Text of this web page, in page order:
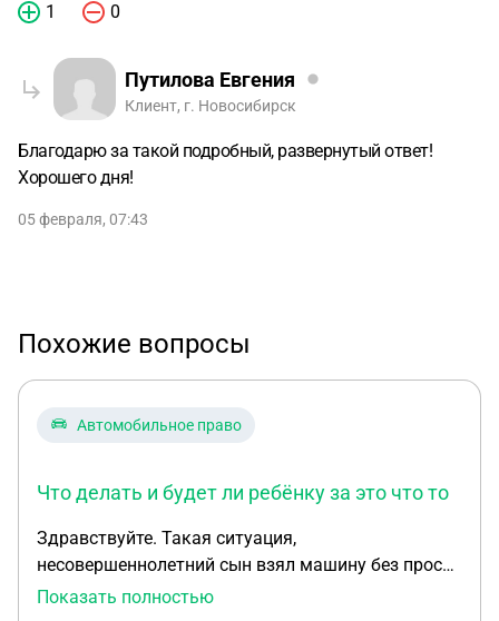
1 0
Путилова Евгения
Клиент, г. Новосибирск
Благодарю за такой подробный, развернутый ответ!
Хорошего дня!
05 февраля, 07:43
Похожие вопросы
Автомобильное право
Что делать и будет ли ребёнку за это что то
Здравствуйте. Такая ситуация,
несовершеннолетний сын взял машину без просу.
Машина не оформлена. Есть только документы
Показать полностью